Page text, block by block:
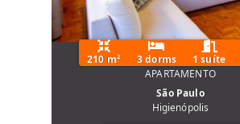
210 m² 3 dorms 1 suíte
APARTAMENTO
São Paulo
Higienópolis